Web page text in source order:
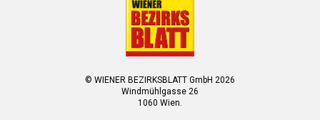
© WIENER BEZIRKSBLATT GmbH 2026
Windmühlgasse 26
1060 Wien.